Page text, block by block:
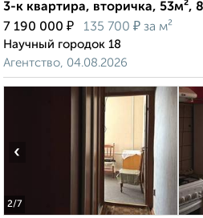
3-к квартира, вторичка, 53м²,
7 190 000 ₽ 135 700 ₽ за м²
Научный городок 18
Агентство, 04.08.2026
2/7
‹